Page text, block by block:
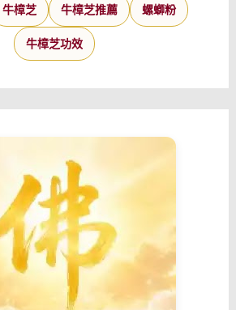
牛樟芝 牛樟芝推薦 螺螄粉
牛樟芝功效